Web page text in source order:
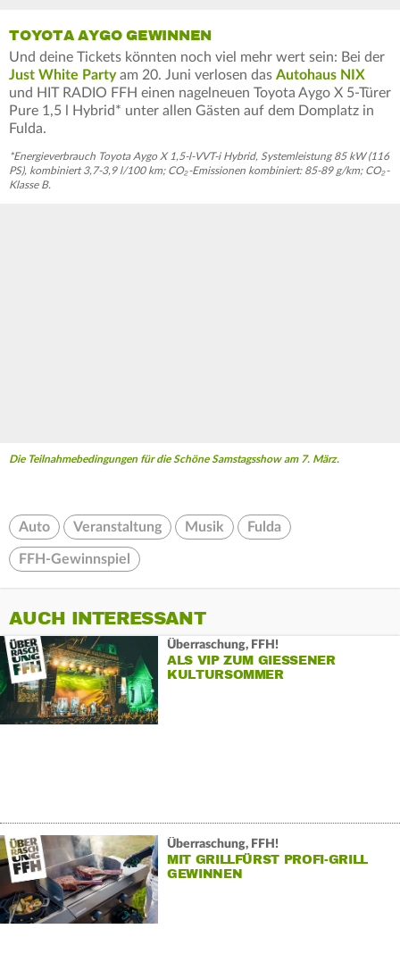
TOYOTA AYGO GEWINNEN
Und deine Tickets könnten noch viel mehr wert sein: Bei der
Just White Partyam 20. Juni verlosen das Autohaus NIX
und HIT RADIO FFH einen nagelneuen Toyota Aygo X 5-Türer
Pure 1,5 l Hybrid* unter allen Gästen auf dem Domplatz in
Fulda.
*Energieverbrauch Toyota Aygo X 1,5-l-VVT-i Hybrid, Systemleistung 85 kW (116
PS), kombiniert 3,7-3,9 l/100 km; CO₂-Emissionen kombiniert: 85-89 g/km; CO₂-
Klasse B.
Die Teilnahmebedingungen für die Schöne Samstagsshow am 7. März.
Auto Veranstaltung Musik Fulda
FFH-Gewinnspiel
AUCH INTERESSANT
Überraschung, FFH!
ALS VIP ZUM GIESSENER K
ULTURSOMMER
Überraschung, FFH!
MIT GRILLFÜRST PROFI-GRILL
GEWINNEN